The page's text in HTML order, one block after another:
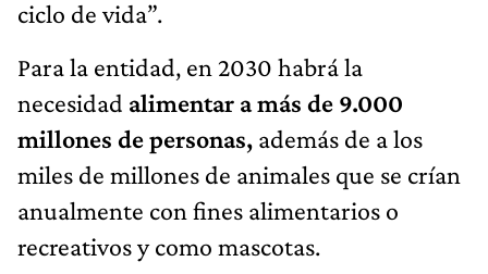
ciclo de vida”.
Para la entidad, en 2030 habrá la
necesidad alimentar a más de 9.000
millones de personas, además de a los
miles de millones de animales que se crían
anualmente con fines alimentarios o
recreativos y como mascotas.